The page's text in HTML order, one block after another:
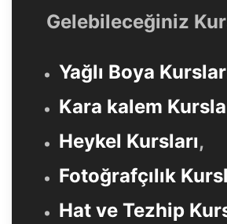
Gelebileceğiniz
Yağlı Boya
Kara kalem
Heykel Kursları,
Fotoğrafçılık
Hat ve Tezhip